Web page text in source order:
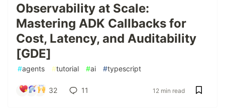
Observability at Scale:
Mastering ADK Callbacks for
Cost, Latency, and Auditability
[GDE]
#agents #tutorial #ai #typescript
32 11 12 min read